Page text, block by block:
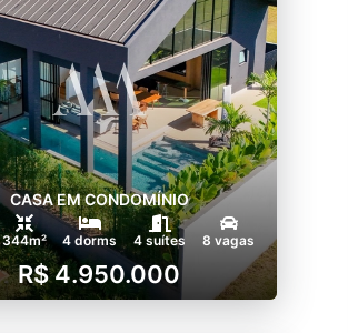
CASA EM CONDOMÍNIO
344m² 4 dorms 4 suítes 8 vagas
R$ 4.950.000